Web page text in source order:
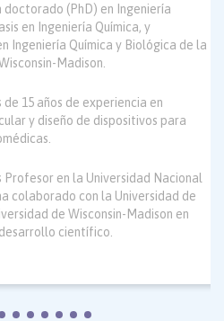
doctorado (PhD) en Ingeniería
en Ingeniería Química, y
Ingeniería Química y Biológica de la
Madison.
de 15 años de experiencia en
y diseño de dispositivos para
en la Universidad Nacional
colaborado con la Universidad de
de Wisconsin-Madison en
científico.